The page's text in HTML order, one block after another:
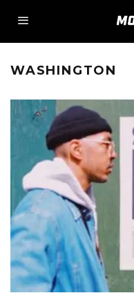
WASHINGTON